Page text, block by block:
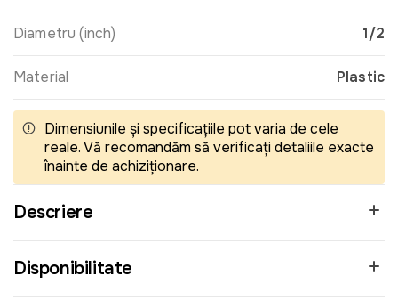
Diametru (inch) 1/2
Material Plastic
Dimensiunile și specificațiile pot varia de cele
reale. Vă recomandăm să verificați detaliile exacte
înainte de achiziționare.
Descriere
Disponibilitate